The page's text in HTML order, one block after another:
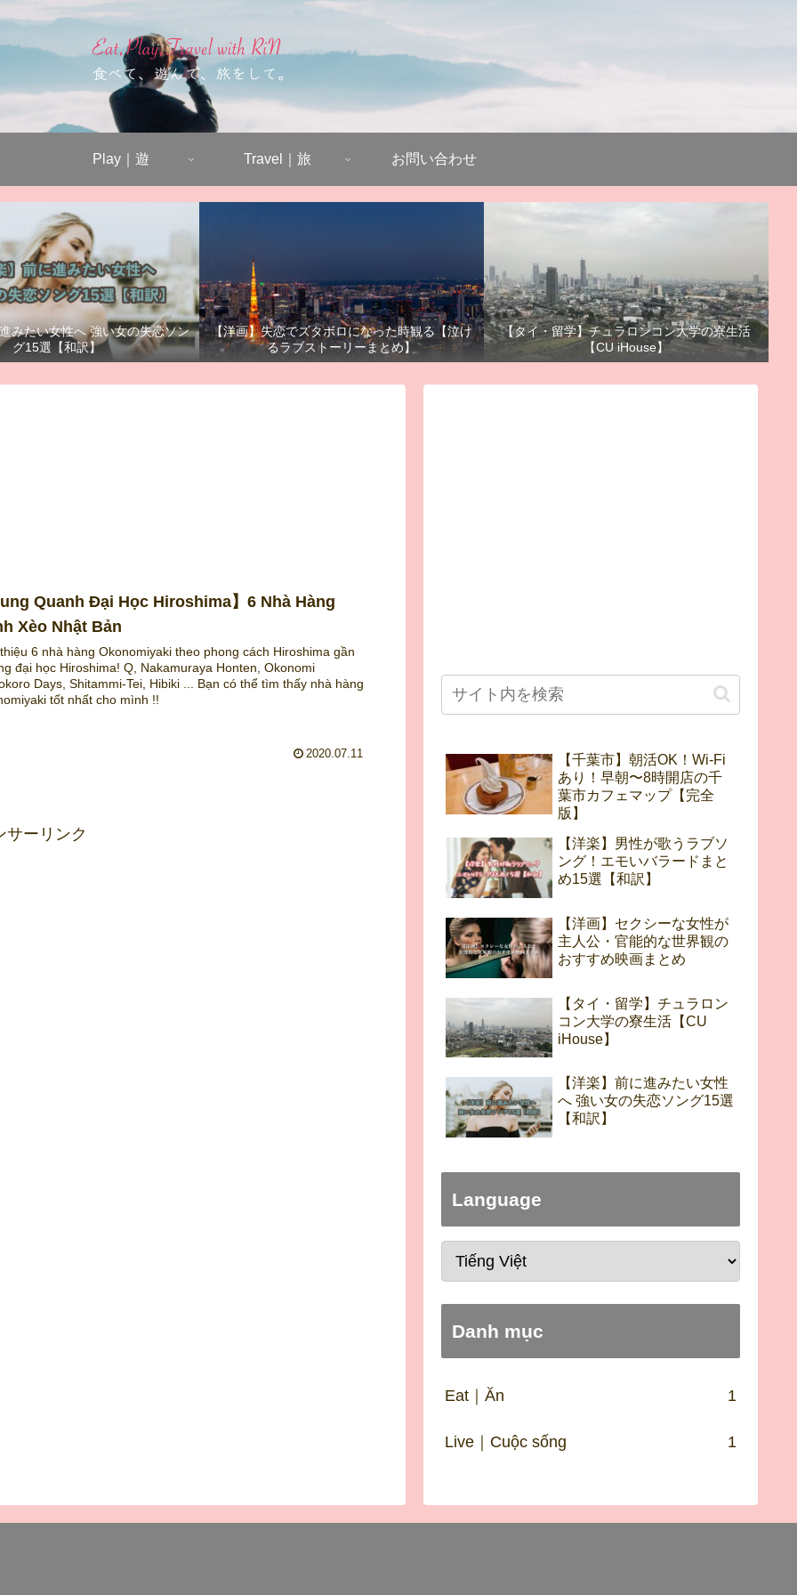
Play｜遊 Travel｜旅 お問い合わせ
みたい女性へ 強い女の失恋ソン
グ15選【和訳】
【洋画】失恋でズタボロになった時観る【泣け
るラブストーリーまとめ】
【タイ・留学】チュラロンコン大学の寮生活
【CU iHouse】
Quanh Đại Học Hiroshima】6 Nhà Hàng
Xèo Nhật Bản
6 nhà hàng Okonomiyaki theo phong cách Hiroshima gần
đại học Hiroshima! Q, Nakamuraya Honten, Okonomi
Days, Shitammi-Tei, Hibiki ... Bạn có thể tìm thấy nhà hàng
tốt nhất cho mình !!
2020.07.11
サーリンク
【千葉市】朝活OK！Wi-Fi
あり！早朝〜8時開店の千
葉市カフェマップ【完全
版】
【洋楽】男性が歌うラブソ
ング！エモいバラードまと
め15選【和訳】
【洋画】セクシーな女性が
主人公・官能的な世界観の
おすすめ映画まとめ
【タイ・留学】チュラロン
コン大学の寮生活【CU
iHouse】
【洋楽】前に進みたい女性
へ 強い女の失恋ソング15選
【和訳】
Language
Danh mục
Eat｜Ăn 1
Live｜Cuộc sống 1